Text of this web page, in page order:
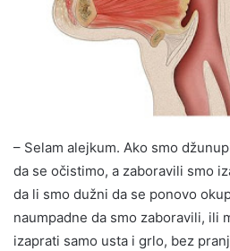
– Selam alejkum. Ako smo
da se očistimo, a zaboravili smo
da li smo dužni da se ponovo
naumpadne da smo zaboravili, ili
izaprati samo usta i grlo, bez